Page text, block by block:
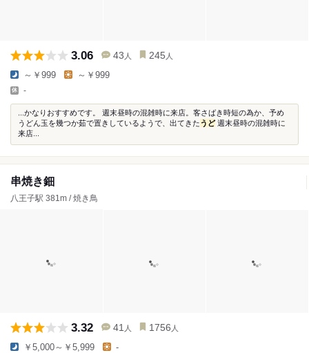
3.06 43 人 245 人
～￥999 ～￥999
-
...かなりおすすめです。 週末昼時の混雑時に来店。客さばき時短の為か、予め
うどん玉を幾つか茹で置きしているようで、出てきたうど週末昼時の混雑時に
来店...
串焼き鈿
八王子駅 381m / 焼き鳥
3.32 41 人 1756 人
￥5,000～￥5,999 -